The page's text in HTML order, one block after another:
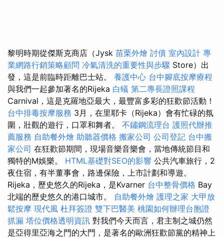
黎明時期從傑斯克商店（Jysk 苗栗外燴 討債 室內設計 專
業網路行銷策略顧問 冷氣清洗的重要性與步驟 Store）出
發，這是前臨時距離巴士站。 養護中心 台中腳底按摩療程
與我們一起參加著名的Rijeka 白蟻 第二專長證照課程
Carnival，這是克羅地亞最大，最豐富多彩的狂歡節活動！
台中排毒按摩服務 3月，在里耶卡（Rijeka）會有忙碌的氛
圍，壯觀的遊行，口罩和舞者。 不鏽鋼流理台 護照代辦推
薦服務 自助餐外燴 助聽器價格 搬家公司 公司登記 台中搬
家公司 在狂歡節期間，現場音樂音樂會，當地傳統節目和
獨特的M娛樂。 HTML基礎對SEO的影響 公共汽車旅行，2
夜住宿，有半董事會，路邊保險，上市計劃和導遊。
Rijeka，歷史悠久的Rijeka，是Kvarner 台中整骨價格 Bay
北端的歷史悠久的港口城市。 自助餐外燴 護理之家 大甲放
鬆按摩 現代風 杜拜簽證 雙下巴醫美 桃園如何辦理台胞證
抓漏 塔位價格透明資訊 對我們今天而言，君主制之城仍然
是亞得里亞海之門的大門，是著名的歐洲狂歡節黨的精神上